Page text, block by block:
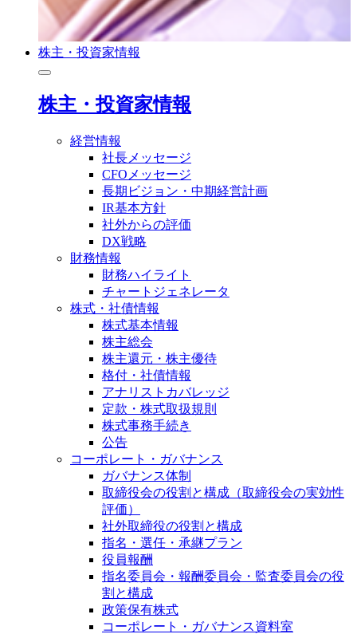
株主・投資家情報
株主・投資家情報
経営情報
社長メッセージ
CFOメッセージ
長期ビジョン・中期経営計画
IR基本方針
社外からの評価
DX戦略
財務情報
財務ハイライト
チャートジェネレータ
株式・社債情報
株式基本情報
株主総会
株主還元・株主優待
格付・社債情報
アナリストカバレッジ
定款・株式取扱規則
株式事務手続き
公告
コーポレート・ガバナンス
ガバナンス体制
取締役会の役割と構成（取締役会の実効性
評価）
社外取締役の役割と構成
指名・選任・承継プラン
役員報酬
指名委員会・報酬委員会・監査委員会の役
割と構成
政策保有株式
コーポレート・ガバナンス資料室